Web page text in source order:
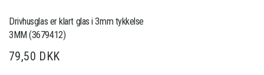
Drivhusglas er klart glas i 3mm tykkelse
3MM (3679412)
79,50 DKK